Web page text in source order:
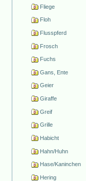
Fliege
Floh
Flusspferd
Frosch
Fuchs
Gans, Ente
Geier
Giraffe
Greif
Grille
Habicht
Hahn/Huhn
Hase/Kaninchen
Hering